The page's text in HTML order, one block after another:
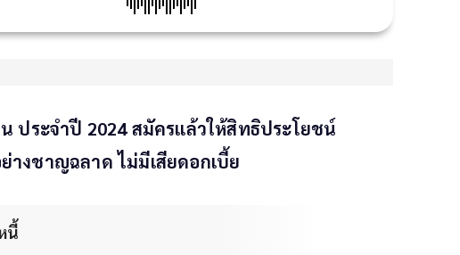
ประจำปี 2024 สมัครแล้วให้สิทธิประโยชน์
างชาญฉลาด ไม่มีเสียดอกเบี้ย
นี้